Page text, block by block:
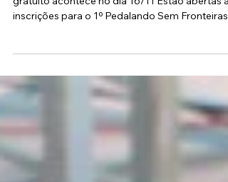
Ciclistas de Cotia e Carapicuíba vão
As inscrições estão abertas; passeio ciclístico
inscrições para o 1º Pedalando Sem Fronteiras ,
passeio ciclístico que será realizado no dia 16
novembro de 2025 (domingo) . O evento é
gratuito, aberto a todas as idades e promete
integrar ciclistas de Cotia e Carapicuíba em um
grande movimento pela sustentabilidade,
regional e qualidade de vida . As inscrições já